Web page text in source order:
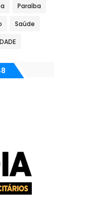
Paraíba
Saúde